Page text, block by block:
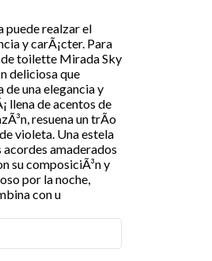
puede realzar el
y carÃ¡cter. Para
de toilette Mirada Sky
deliciosa que
una elegancia y
llena de acentos de
resuena un trÃ­o
violeta. Una estela
amaderados
su composiciÃ³n y
por la noche,
con u